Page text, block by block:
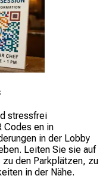
stressfrei
Codes en in
in der Lobby
Leiten Sie sie auf
den Parkplätzen, zu
in der Nähe.